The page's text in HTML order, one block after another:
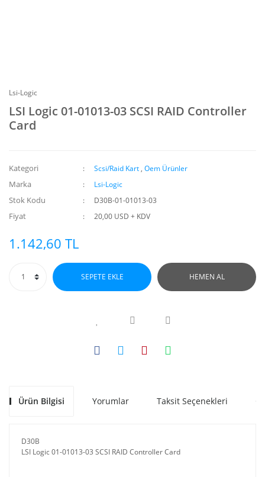
Lsi-Logic
LSI Logic 01-01013-03 SCSI RAID Controller
Card
Kategori Scsi/Raid Kart ,Oem Ürünler
Marka Lsi-Logic
Stok Kodu D30B-01-01013-03
Fiyat 20,00 USD + KDV
1.142,60 TL
SEPETE EKLE HEMEN AL
Ürün Bilgisi Yorumlar Taksit Seçenekleri
D30B
LSI Logic 01-01013-03 SCSI RAID Controller Card